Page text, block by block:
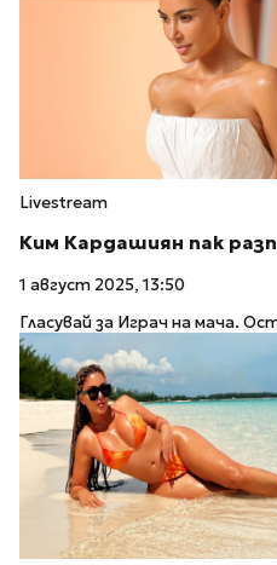
Livestream
Ким Кардашиян пак
1 август 2025, 13:50
Гласувай за Играч на мача.